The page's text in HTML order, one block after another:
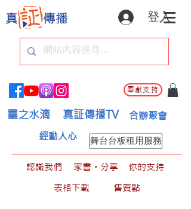
登入
奉獻支持
靈之水滴 真証傳播TV 合辦聚會
舞台台板租用服務
經動人心
認識我們 家書。分享
你的支持
表格下載
售賣點